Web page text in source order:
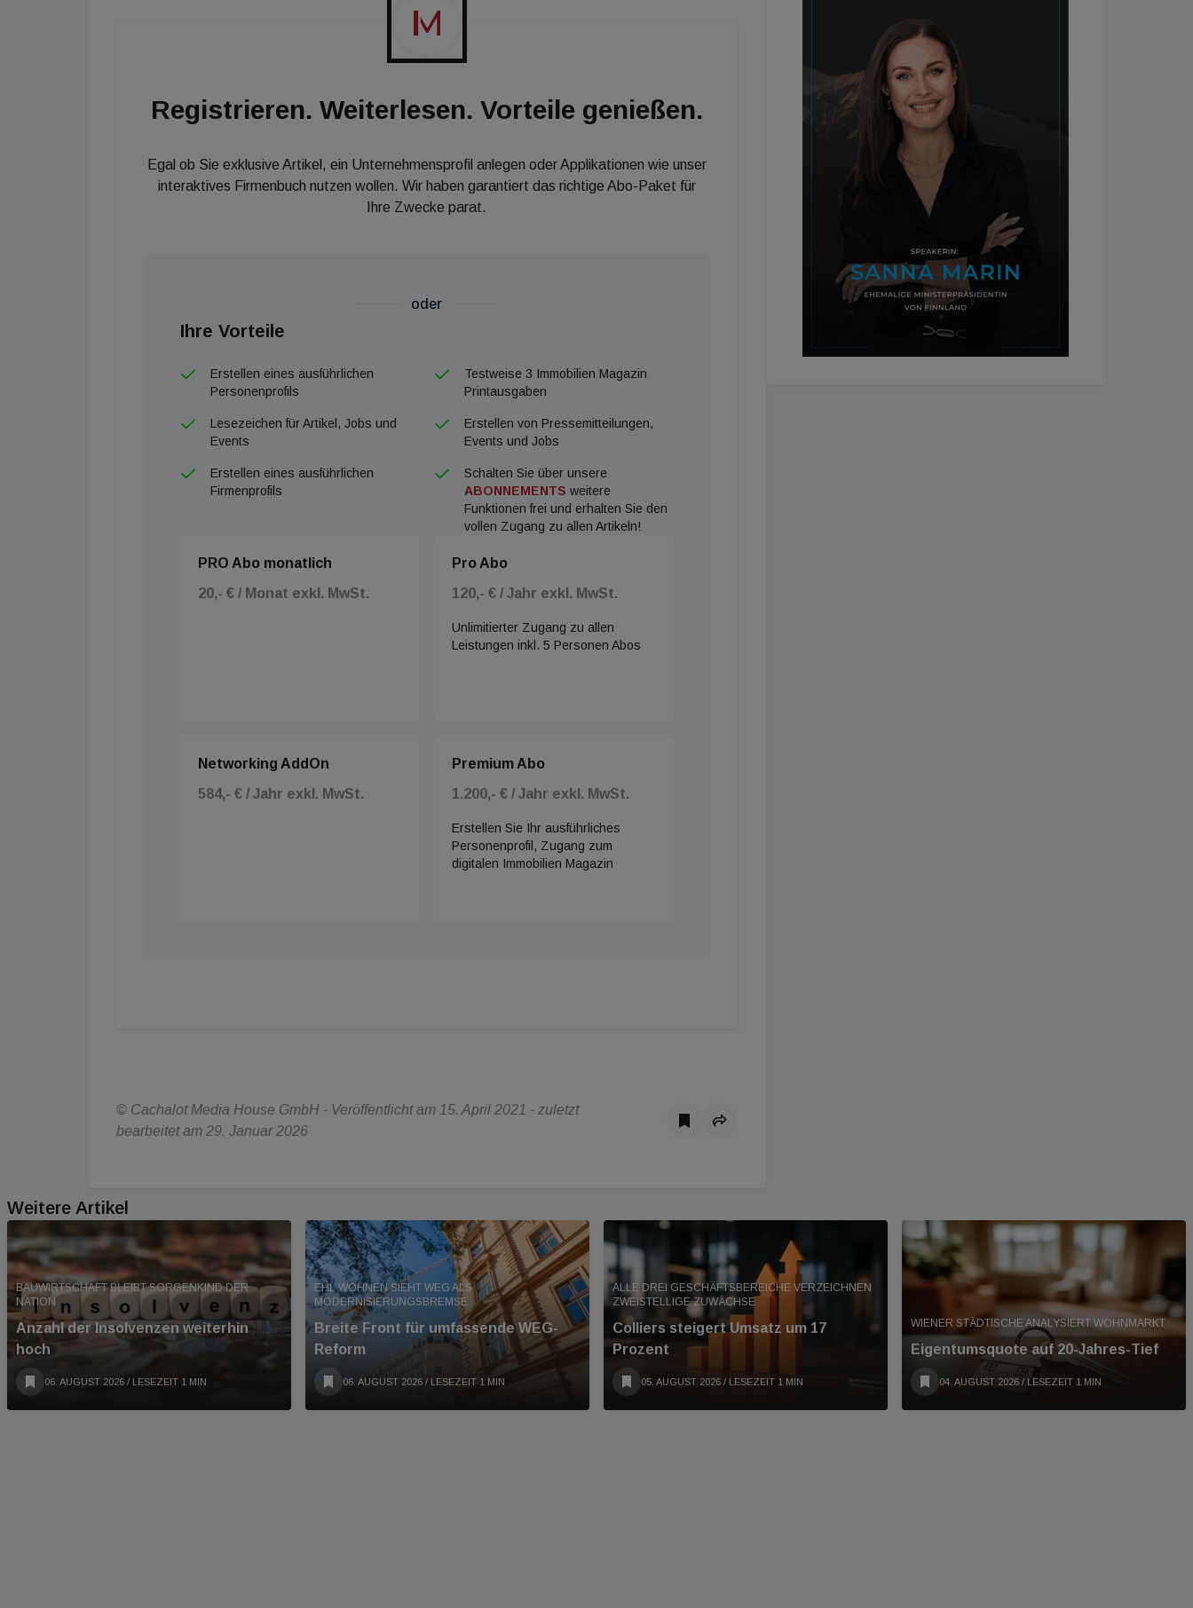
Bild bei Pop-up-Stores, die temporär Flächen anmieten. Von den klassischen Einzelhändlern kommt
die Flächennachfrage vor allem von Sportartikel- und Möbelhändler und natürlich der
Lebensmitteleinzelhandel. Damit sind die Leerstände weniger dramatisch gestiegen als befürchtet,
der Vermieter beobachtet. Besonders interessant ist aber die Mietpreisentwicklung in den
vor auf hohem Niveau zwischen 400 und 600 Euro/m² angeboten.
Registrieren. Weiterlesen. Vorteile genießen.
Egal ob Sie exklusive Artikel, ein Unternehmensprofil anlegen oder Applikationen wie unser
interaktives Firmenbuch nutzen wollen. Wir haben garantiert das richtige Abo-Paket für
Ihre Zwecke parat.
oder
Ihre Vorteile
Erstellen eines ausführlichen
Personenprofils
Testweise 3 Immobilien Magazin
Printausgaben
Lesezeichen für Artikel, Jobs und
Events
Erstellen von Pressemitteilungen,
Events und Jobs
Erstellen eines ausführlichen
Firmenprofils
Schalten Sie über unsere
ABONNEMENTS weitere
Funktionen frei und erhalten Sie den
vollen Zugang zu allen Artikeln!
PRO Abo monatlich
20,- € / Monat exkl. MwSt.
Pro Abo
120,- € / Jahr exkl. MwSt.
Unlimitierter Zugang zu allen
Leistungen inkl. 5 Personen Abos
Networking AddOn
584,- € / Jahr exkl. MwSt.
Premium Abo
1.200,- € / Jahr exkl. MwSt.
Erstellen Sie Ihr ausführliches
Personenprofil, Zugang zum
digitalen Immobilien Magazin
© Cachalot Media House GmbH - Veröffentlicht am 15. April 2021 - zuletzt
bearbeitet am 29. Januar 2026
Weitere Artikel
BAUWIRTSCHAFT BLEIBT SORGENKIND DER
NATION
Anzahl der Insolvenzen weiterhin
hoch
06. AUGUST 2026 / LESEZEIT 1 MIN
EHL WOHNEN SIEHT WEG ALS
MODERNISIERUNGSBREMSE
Breite Front für umfassende WEG-
Reform
06. AUGUST 2026 / LESEZEIT 1 MIN
ALLE DREI GESCHÄFTSBEREICHE VERZEICHNEN
ZWEISTELLIGE ZUWÄCHSE
Colliers steigert Umsatz um 17
Prozent
05. AUGUST 2026 / LESEZEIT 1 MIN
WIENER STÄDTISCHE ANALYSIERT WOHNMARKT
Eigentumsquote auf 20-Jahres-Tief
04. AUGUST 2026 / LESEZEIT 1 MIN